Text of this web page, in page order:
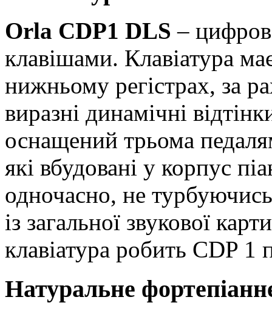
Orla CDP1 DLS –
клавішами. Клавіатура
нижньому регістрах, за
виразні динамічні
оснащений трьома
які вбудовані у корпус
одночасно, не
із загальної звукової
клавіатура робить CDP
Натуральне